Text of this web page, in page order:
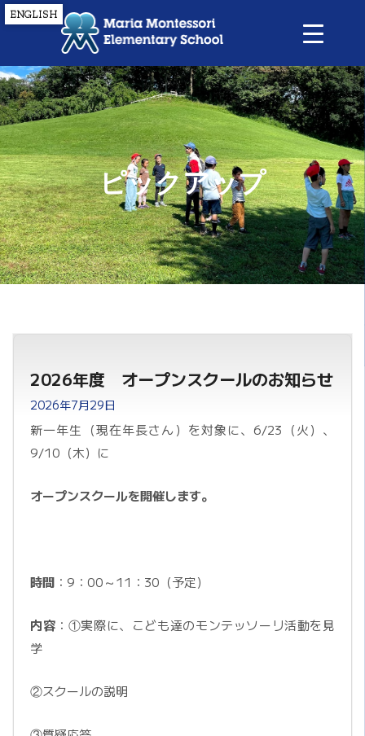
ピックアップ
2026年度 オープンスクールのお知らせ
2026年7月29日
新一年生（現在年長さん）を対象に、6/23（火）、
9/10（木）に
オープンスクールを開催します。
時間 ：9：00～11：30（予定）
内容 ：①実際に、こども達のモンテッソーリ活動を見
学
②スクールの説明
ENGLISH